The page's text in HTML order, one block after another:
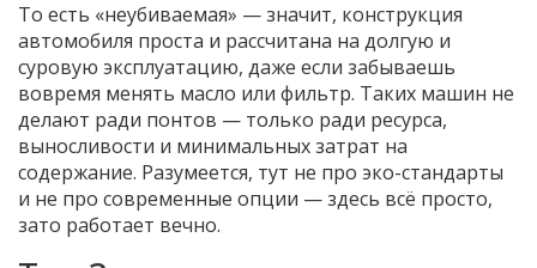
То есть «неубиваемая» — значит, конструкция
автомобиля проста и рассчитана на долгую и
суровую эксплуатацию, даже если забываешь
вовремя менять масло или фильтр. Таких машин не
делают ради понтов — только ради ресурса,
выносливости и минимальных затрат на
содержание. Разумеется, тут не про эко-стандарты
и не про современные опции — здесь всё просто,
зато работает вечно.